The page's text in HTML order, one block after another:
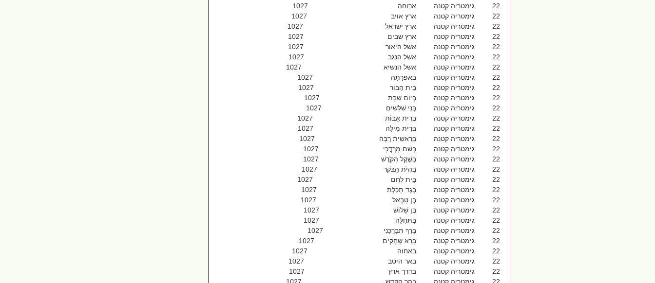
22 גימטריה קטנה ארוחה 1027
22 גימטריה קטנה ארץ אויב 1027
22 גימטריה קטנה ארץ ישראל 1027
22 גימטריה קטנה ארץ שבים 1027
22 גימטריה קטנה אשל היאור 1027
22 גימטריה קטנה אשל הנגב 1027
22 גימטריה קטנה אשל הנשיא 1027
22 גימטריה קטנה בְאֶפְרָתָה 1027
22 גימטריה קטנה בֵית הַבּוֹר 1027
22 גימטריה קטנה בְּיוֹם שַּׁבָּת 1027
22 גימטריה קטנה בְּנֵי שִׁלֵּשִׁים 1027
22 גימטריה קטנה בְּרִית אָבוֹת 1027
22 גימטריה קטנה בְּרִית מִילָה 1027
22 גימטריה קטנה בְּרֵאשִׁית רָבָּה 1027
22 גימטריה קטנה בְּשֵׁם מָרְדֳּכָי 1027
22 גימטריה קטנה בְּשֶׁקֶל הַקֹּדֶשׁ 1027
22 גימטריה קטנה בִּהְיֹת הַבֹּקֶר 1027
22 גימטריה קטנה בֵּית לֶחֶם 1027
22 גימטריה קטנה בֶּגֶד תְּכֵלֶת 1027
22 גימטריה קטנה בֶּן טָבְאַל 1027
22 גימטריה קטנה בֶּן שָׁלוֹשׁ 1027
22 גימטריה קטנה בַּתְּחִלָּה 1027
22 גימטריה קטנה בָּרֵךְ תְּבָרֲכֵנִי 1027
22 גימטריה קטנה בָּרָא שְׁחָקִים 1027
22 גימטריה קטנה באחוה 1027
22 גימטריה קטנה באר היטב 1027
22 גימטריה קטנה בדרך ארץ 1027
22 גימטריה קטנה בהר הקדש 1027